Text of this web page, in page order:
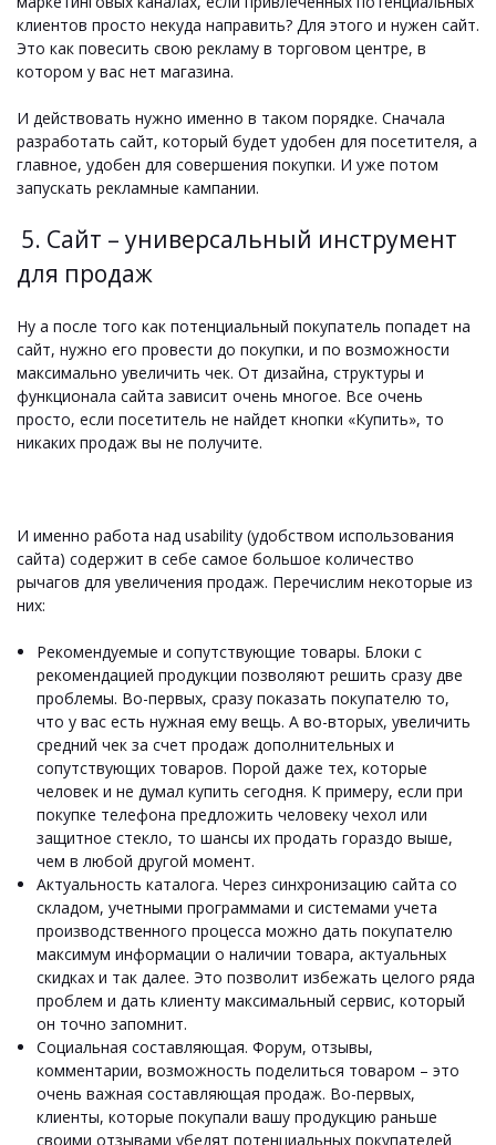
клиентов просто некуда направить? Для этого и нужен сайт.
Это как повесить свою рекламу в торговом центре, в
котором у вас нет магазина.
И действовать нужно именно в таком порядке. Сначала
разработать сайт, который будет удобен для посетителя, а
главное, удобен для совершения покупки. И уже потом
запускать рекламные кампании.
5. Сайт – универсальный инструмент
для продаж
Ну а после того как потенциальный покупатель попадет на
сайт, нужно его провести до покупки, и по возможности
максимально увеличить чек. От дизайна, структуры и
функционала сайта зависит очень многое. Все очень
просто, если посетитель не найдет кнопки «Купить», то
никаких продаж вы не получите.
И именно работа над usability (удобством использования
сайта) содержит в себе самое большое количество
рычагов для увеличения продаж. Перечислим некоторые из
них:
Рекомендуемые и сопутствующие товары. Блоки с
рекомендацией продукции позволяют решить сразу две
проблемы. Во-первых, сразу показать покупателю то,
что у вас есть нужная ему вещь. А во-вторых, увеличить
средний чек за счет продаж дополнительных и
сопутствующих товаров. Порой даже тех, которые
человек и не думал купить сегодня. К примеру, если при
покупке телефона предложить человеку чехол или
защитное стекло, то шансы их продать гораздо выше,
чем в любой другой момент.
Актуальность каталога. Через синхронизацию сайта со
складом, учетными программами и системами учета
производственного процесса можно дать покупателю
максимум информации о наличии товара, актуальных
скидках и так далее. Это позволит избежать целого ряда
проблем и дать клиенту максимальный сервис, который
он точно запомнит.
Социальная составляющая. Форум, отзывы,
комментарии, возможность поделиться товаром – это
очень важная составляющая продаж. Во-первых,
клиенты, которые покупали вашу продукцию раньше
своими отзывами убедят потенциальных покупателей